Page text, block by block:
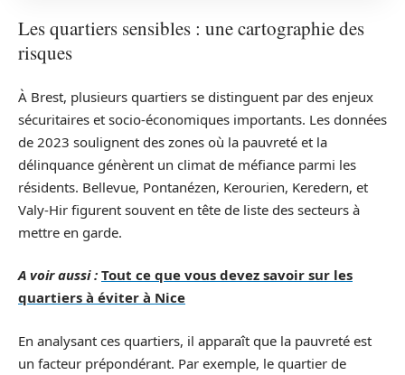
Les quartiers sensibles : une cartographie des
risques
À Brest, plusieurs quartiers se distinguent par des enjeux
sécuritaires et socio-économiques importants. Les données
de 2023 soulignent des zones où la pauvreté et la
délinquance génèrent un climat de méfiance parmi les
résidents. Bellevue, Pontanézen, Kerourien, Keredern, et
Valy-Hir figurent souvent en tête de liste des secteurs à
mettre en garde.
A voir aussi : Tout ce que vous devez savoir sur les
quartiers à éviter à Nice
En analysant ces quartiers, il apparaît que la pauvreté est
un facteur prépondérant. Par exemple, le quartier de